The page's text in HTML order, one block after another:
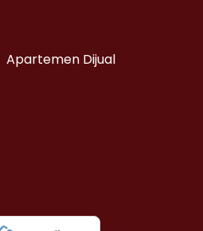
Apartemen Dijual